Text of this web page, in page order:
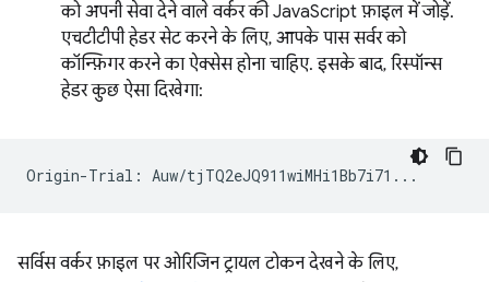
को अपनी सेवा देने वाले वर्कर की JavaScript फ़ाइल में जोड़ें.
एचटीटीपी हेडर सेट करने के लिए, आपके पास सर्वर को
कॉन्फ़िगर करने का ऐक्सेस होना चाहिए. इसके बाद, रिस्पॉन्स
हेडर कुछ ऐसा दिखेगा:
सर्विस वर्कर फ़ाइल पर ओरिजिन ट्रायल टोकन देखने के लिए,